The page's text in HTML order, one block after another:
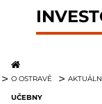
O OSTRAVĚ
UČEBNY